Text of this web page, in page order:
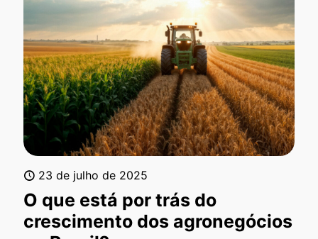
23 de julho de 2025
O que está por trás do
crescimento dos agronegócios